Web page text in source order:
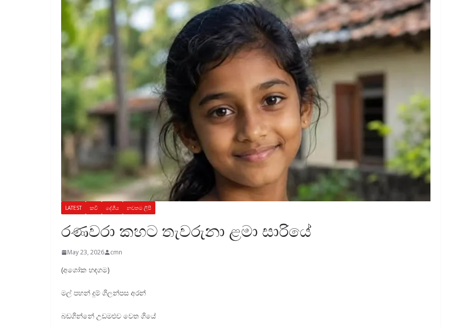
LATEST කවි දේශීය නවතම ලිපි
රණවරා කහට තැවරුනා ළමා සාරියේ
May 23, 2026 cmn
(අශෝක හඳගම)
මල් පහන් දුම් ගිලන්පස අරන්
බඩගින්නේ උඩමළුව වෙත ගියේ